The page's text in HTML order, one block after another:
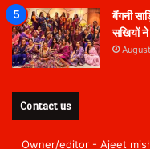
बैंगनी
सखियों ने
Contact us
Owner/editor - Ajeet